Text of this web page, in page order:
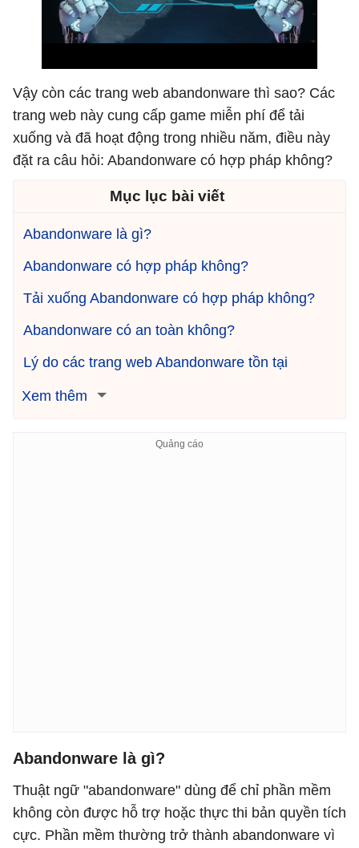
Vậy còn các trang web abandonware thì sao? Các
trang web này cung cấp game miễn phí để tải
xuống và đã hoạt động trong nhiều năm, điều này
đặt ra câu hỏi: Abandonware có hợp pháp không?
Mục lục bài viết
Abandonware là gì?
Abandonware có hợp pháp không?
Tải xuống Abandonware có hợp pháp không?
Abandonware có an toàn không?
Lý do các trang web Abandonware tồn tại
Xem thêm
Abandonware là gì?
Thuật ngữ "abandonware" dùng để chỉ phần mềm
không còn được hỗ trợ hoặc thực thi bản quyền tích
cực. Phần mềm thường trở thành abandonware vì